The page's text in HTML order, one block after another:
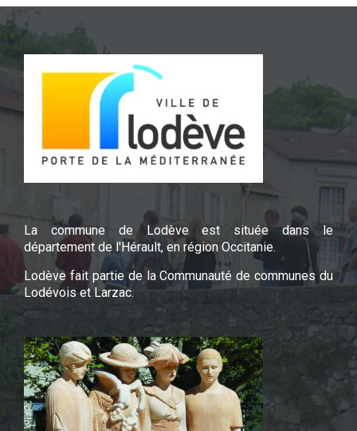
La commune de Lodève est située dans le
département de l'Hérault, en région Occitanie.
Lodève fait partie de la Communauté de communes du
Lodévois et Larzac.